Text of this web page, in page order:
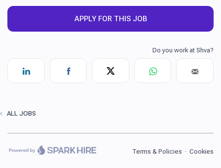
APPLY FOR THIS JOB
ALL JOBS
Terms & Policies · Cookies